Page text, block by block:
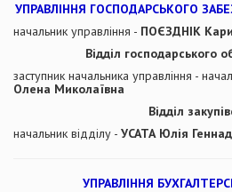
УПРАВЛІННЯ ГОСПОДАРСЬКОГО
начальник управління - ПОЄЗДНІК
Відділ господарського
заступник начальника управління -
Олена Миколаївна
Відділ
начальник відділу - УСАТА Юлія
УПРАВЛІННЯ